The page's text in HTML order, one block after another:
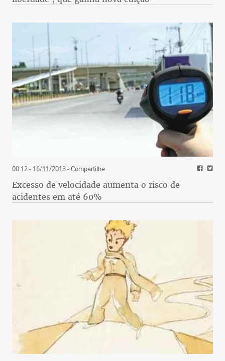
00:12 - 16/11/2013- Compartilhe
Excesso de velocidade aumenta o risco de
acidentes em até 60%